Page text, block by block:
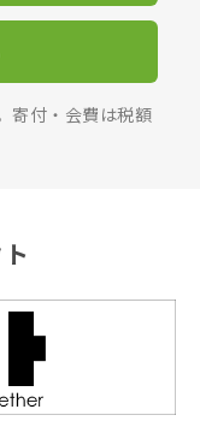
寄付・会費は税額